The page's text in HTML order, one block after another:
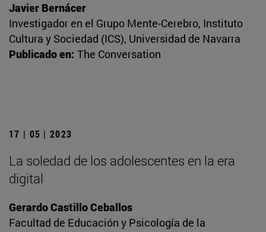
Javier Bernácer
Investigador en el Grupo Mente-Cerebro, Instituto
Cultura y Sociedad (ICS), Universidad de Navarra
Publicado en: The Conversation
17 | 05 | 2023
La soledad de los adolescentes en la era
digital
Gerardo Castillo Ceballos
Facultad de Educación y Psicología de la